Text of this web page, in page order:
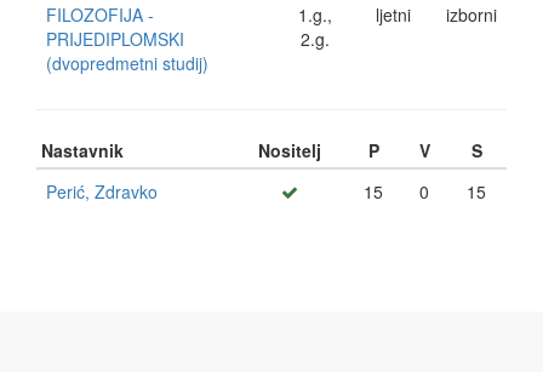
FILOZOFIJA -
PRIJEDIPLOMSKI
(dvopredmetni studij)
1.g.,
2.g.
ljetni izborni
Nastavnik Nositelj P V
S
Perić, Zdravko
15 0 15